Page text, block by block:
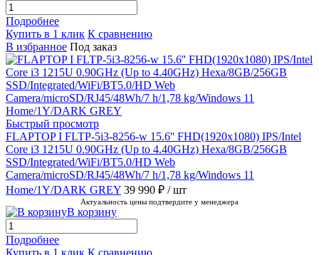
Подробнее
Купить в 1 клик К сравнению
В избранное Под заказ
Быстрый просмотр
FLAPTOP I FLTP-5i3-8256-w 15.6'' FHD(1920x1080) IPS/Intel
Core i3 1215U 0.90GHz (Up to 4.40GHz) Hexa/8GB/256GB
SSD/Integrated/WiFi/BT5.0/HD Web
Camera/microSD/RJ45/48Wh/7 h/1,78 kg/Windows 11
Home/1Y/DARK GREY 39 990 ₽ / шт
Актуальность цены подтвердите у менеджера
В корзину
Подробнее
Купить в 1 клик К сравнению